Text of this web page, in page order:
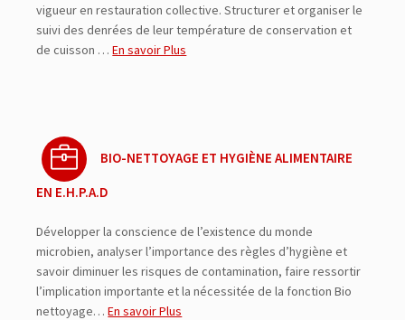
vigueur en restauration collective. Structurer et organiser le
suivi des denrées de leur température de conservation et
de cuisson …En savoir Plus
BIO-NETTOYAGE ET HYGIÈNE ALIMENTAIRE
EN E.H.P.A.D
Développer la conscience de l’existence du monde
microbien, analyser l’importance des règles d’hygiène et
savoir diminuer les risques de contamination, faire ressortir
l’implication importante et la nécessitée de la fonction Bio
nettoyage…En savoir Plus